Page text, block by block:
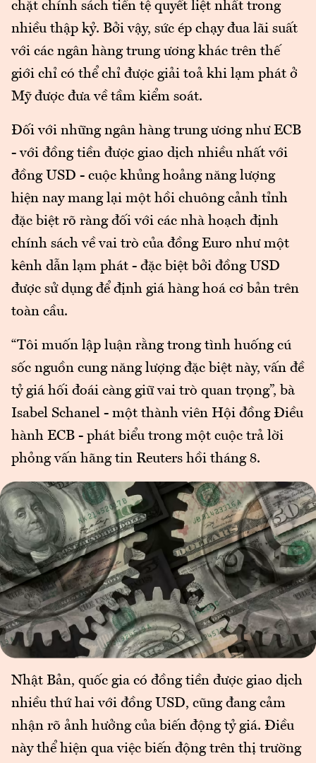
chặt chính sách tiền tệ quyết liệt nhất trong
nhiều thập kỷ. Bởi vậy, sức ép chạy đua lãi suất
với các ngân hàng trung ương khác trên thế
giới chỉ có thể chỉ được giải toả khi lạm phát ở
Mỹ được đưa về tầm kiểm soát.
Đối với những ngân hàng trung ương như ECB
- với đồng tiền được giao dịch nhiều nhất với
đồng USD - cuộc khủng hoảng năng lượng
hiện nay mang lại một hồi chuông cảnh tỉnh
đặc biệt rõ ràng đối với các nhà hoạch định
chính sách về vai trò của đồng Euro như một
kênh dẫn lạm phát - đặc biệt bởi đồng USD
được sử dụng để định giá hàng hoá cơ bản trên
toàn cầu.
“Tôi muốn lập luận rằng trong tình huống cú
sốc nguồn cung năng lượng đặc biệt này, vấn đề
tỷ giá hối đoái càng giữ vai trò quan trọng”, bà
Isabel Schanel - một thành viên Hội đồng Điều
hành ECB - phát biểu trong một cuộc trả lời
phỏng vấn hãng tin Reuters hồi tháng 8.
Nhật Bản, quốc gia có đồng tiền được giao dịch
nhiều thứ hai với đồng USD, cũng đang cảm
nhận rõ ảnh hưởng của biến động tỷ giá. Điều
này thể hiện qua việc biến động trên thị trường